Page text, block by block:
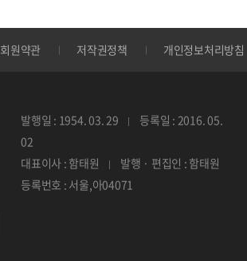
회원약관 저작권정책 개인정보처리방침
발행일 : 1954. 03. 29
등록일 : 2016. 05.
02
대표이사 : 함태원
발행 · 편집인 : 함태원
등록번호 : 서울,아04071